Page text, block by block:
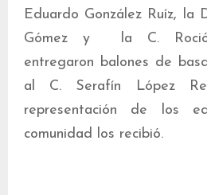
Eduardo González Ruíz, la
Gómez y la C. Roció
entregaron balones de
al C. Serafín López
representación de los
comunidad los recibió.